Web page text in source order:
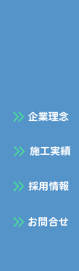
企業理念
施工実績
採用情報
お問合せ